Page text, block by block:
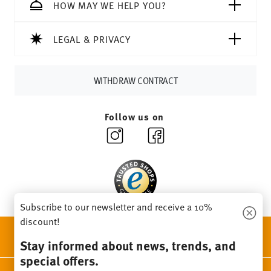
Tracking:You will receive a tracking code by e-mail as
Delivery time: 3-5 working days for delivery within
Germany for items in stock. You can view delivery times to
For returns, please use ourreturns service
HOW MAY WE HELP YOU?
LEGAL & PRIVACY
WITHDRAW CONTRACT
Follow us on
Beauty & functionality for your home
Subscribe to our newsletter and receive a 10%
discount!
Stay informed about news, trends, and
special offers.